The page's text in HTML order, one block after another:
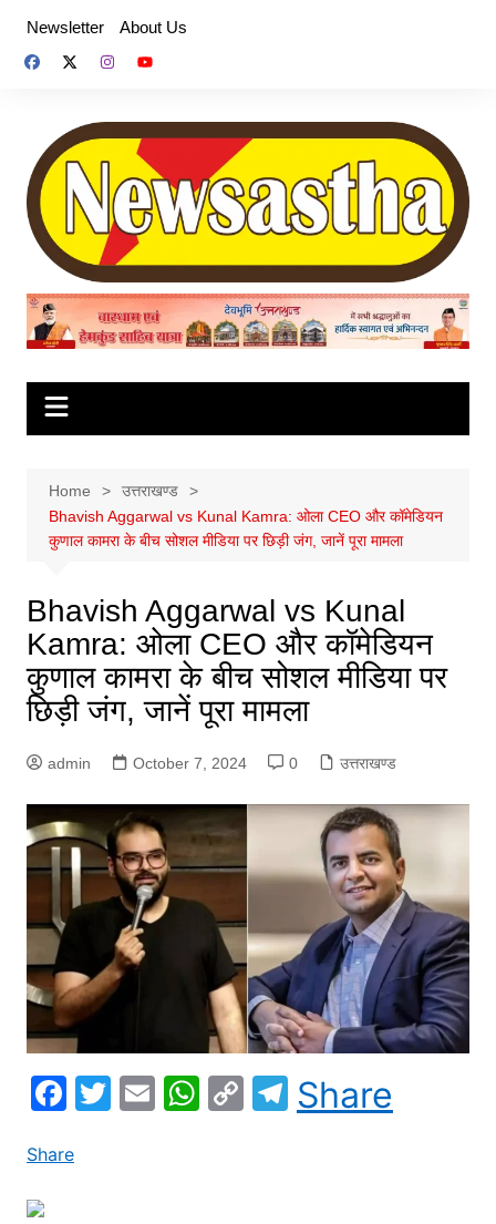
content
Newsletter About Us
Home
उत्तराखण्ड
Bhavish Aggarwal vs Kunal Kamra: ओला CEO और कॉमेडियन
कुणाल कामरा के बीच सोशल मीडिया पर छिड़ी जंग, जानें पूरा मामला
Bhavish Aggarwal vs Kunal
Kamra: ओला CEO और कॉमेडियन
कुणाल कामरा के बीच सोशल मीडिया पर
छिड़ी जंग, जानें पूरा मामला
admin October 7, 2024 0 उत्तराखण्ड
F
c
T E W C T
el
Share
Share